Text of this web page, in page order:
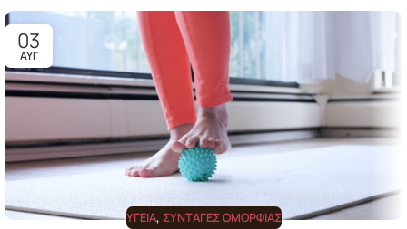
03
ΑΥΓ
ΥΓΕΊΑ, ΣΥΝΤΑΓΈΣ ΟΜΟΡΦΙΆΣ